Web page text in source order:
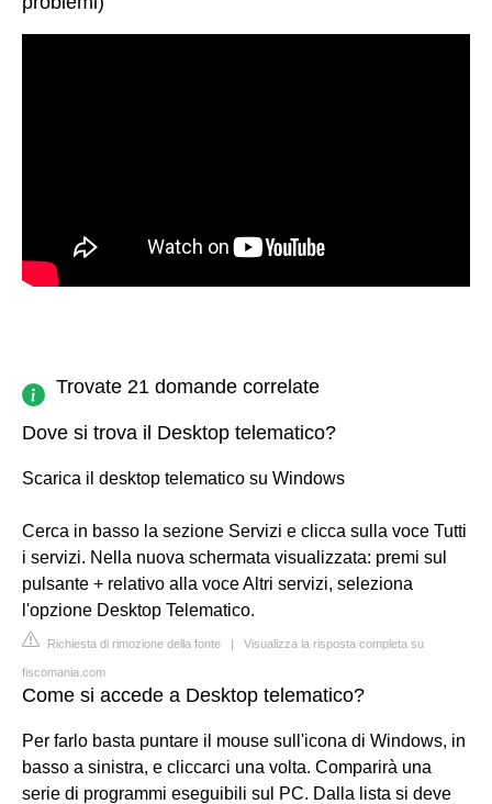
Trovate 21 domande correlate
Dove si trova il Desktop telematico?
Scarica il desktop telematico su Windows
Cerca in basso la sezione Servizi e clicca sulla voce Tutti
i servizi. Nella nuova schermata visualizzata: premi sul
pulsante + relativo alla voce Altri servizi, seleziona
l'opzione Desktop Telematico.
Richiesta di rimozione della fonte | Visualizza la risposta completa su
fiscomania.com
Come si accede a Desktop telematico?
Per farlo basta puntare il mouse sull'icona di Windows, in
basso a sinistra, e cliccarci una volta. Comparirà una
serie di programmi eseguibili sul PC. Dalla lista si deve